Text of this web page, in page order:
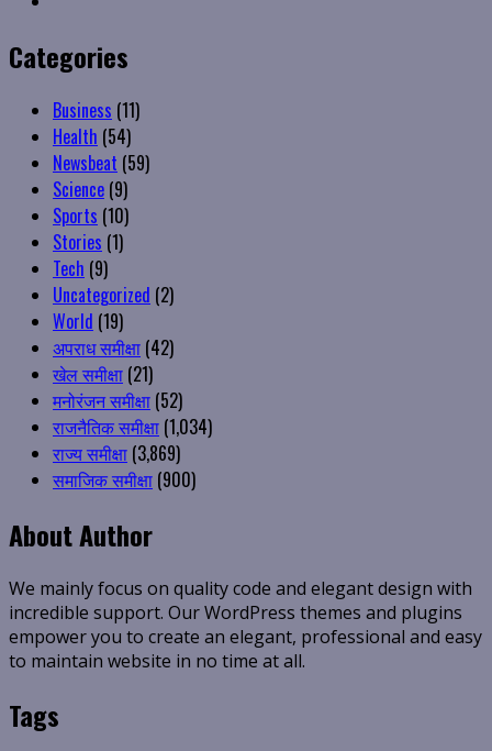
Categories
Business (11)
Health (54)
Newsbeat (59)
Science (9)
Sports (10)
Stories (1)
Tech (9)
Uncategorized (2)
World (19)
अपराध समीक्षा (42)
खेल समीक्षा (21)
मनोरंजन समीक्षा (52)
राजनैतिक समीक्षा (1,034)
राज्य समीक्षा (3,869)
समाजिक समीक्षा (900)
About Author
We mainly focus on quality code and elegant design with
incredible support. Our WordPress themes and plugins
empower you to create an elegant, professional and easy
to maintain website in no time at all.
Tags